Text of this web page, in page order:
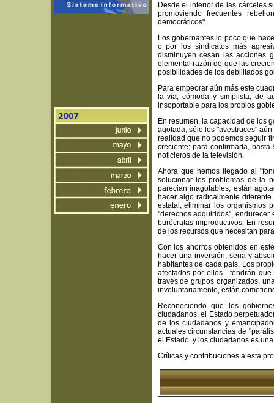
Desde el interior de las cárceles
promoviendo frecuentes
democráticos".
Los gobernantes lo poco que
o por los sindicatos más
disminuyen cesan las acciones
elemental razón de que las
posibilidades de los debilitados
Para empeorar aún más este
la vía, cómoda y simplista, de
insoportable para los propios
En resumen, la capacidad de los
agotada; sólo los "avestruces"
realidad que no podemos seguir
creciente; para confirmarla,
noticieros de la televisión.
Ahora que hemos llegado al
solucionar los problemas de la
parecian inagotables, están
hacer algo radicalmente
estatal, eliminar los organismos
"derechos adquiridos",
burócratas improductivos. En
de los recursos que necesitan
Con los ahorros obtenidos en
hacer una inversión, seria y
habitantes de cada país. Los
afectados por ellos---tendrán
través de grupos organizados,
involuntariamente, están
Reconociendo que los
ciudadanos, el Estado
de los ciudadanos y
actuales circunstancias de
el Estado y los ciudadanos es
Críticas y contribuciones a esta